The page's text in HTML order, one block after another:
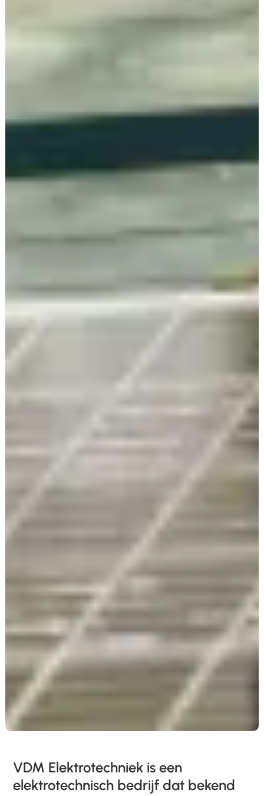
VDM Elektrotechniek is een
elektrotechnisch bedrijf dat bekend